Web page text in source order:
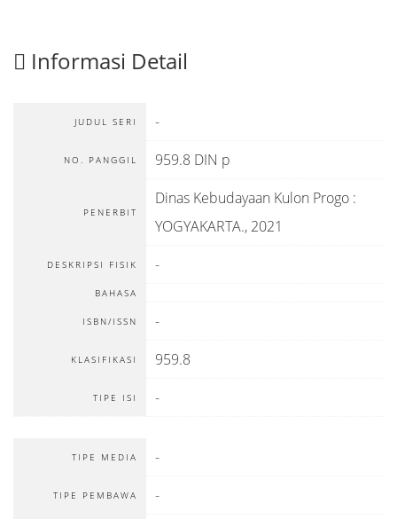
Informasi Detail
JUDUL SERI -
NO. PANGGIL 959.8 DIN p
PENERBIT
Dinas Kebudayaan Kulon Progo :
YOGYAKARTA., 2021
DESKRIPSI FISIK -
BAHASA
ISBN/ISSN -
KLASIFIKASI 959.8
TIPE ISI -
TIPE MEDIA -
TIPE PEMBAWA -